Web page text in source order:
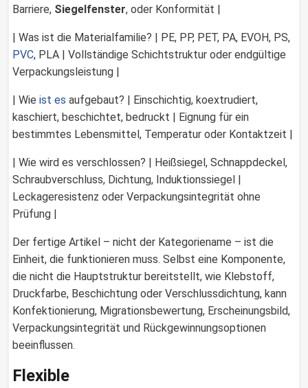
Barriere, Siegelfenster, oder Konformität |
| Was ist die Materialfamilie? | PE, PP, PET, PA, EVOH, PS,
PVC, PLA | Vollständige Schichtstruktur oder endgültige
Verpackungsleistung |
| Wie ist es aufgebaut? | Einschichtig, koextrudiert,
kaschiert, beschichtet, bedruckt | Eignung für ein
bestimmtes Lebensmittel, Temperatur oder Kontaktzeit |
| Wie wird es verschlossen? | Heißsiegel, Schnappdeckel,
Schraubverschluss, Dichtung, Induktionssiegel |
Leckageresistenz oder Verpackungsintegrität ohne
Prüfung |
Der fertige Artikel – nicht der Kategoriename – ist die
Einheit, die funktionieren muss. Selbst eine Komponente,
die nicht die Hauptstruktur bereitstellt, wie Klebstoff,
Druckfarbe, Beschichtung oder Verschlussdichtung, kann
Konfektionierung, Migrationsbewertung, Erscheinungsbild,
Verpackungsintegrität und Rückgewinnungsoptionen
beeinflussen.
Flexible